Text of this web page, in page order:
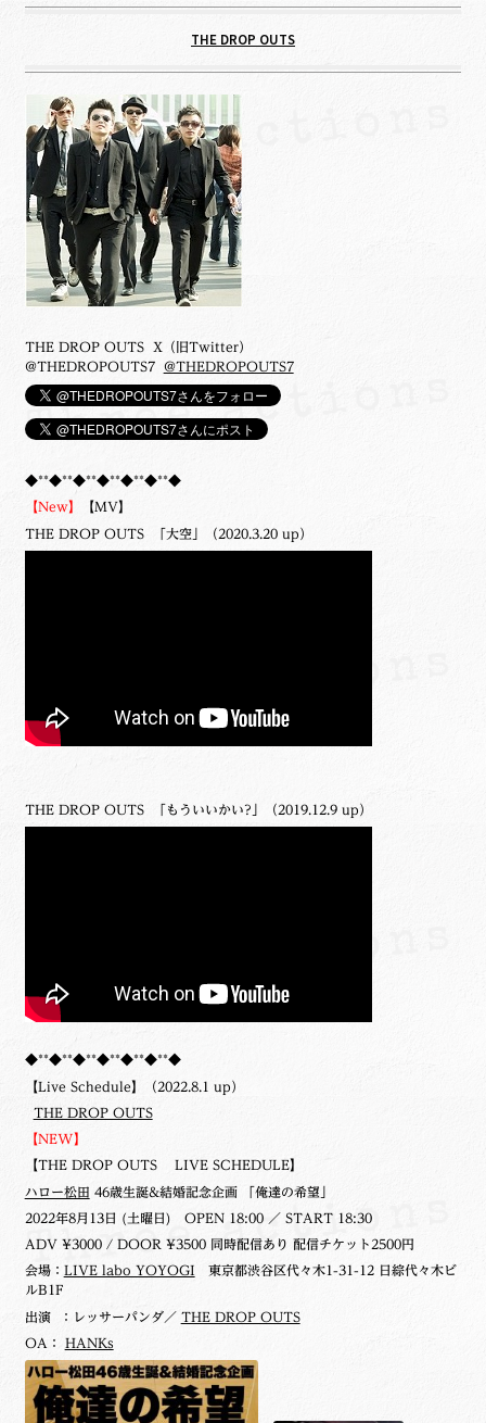
THE DROP OUTS
THE DROP OUTS X（旧Twitter）
@THEDROPOUTS7 @THEDROPOUTS7
◆**◆**◆**◆**◆**◆**◆
【New】 【MV】
THE DROP OUTS 「大空」（2020.3.20 up）
THE DROP OUTS 「もういいかい?」（2019.12.9 up）
◆**◆**◆**◆**◆**◆**◆
【Live Schedule】（2022.8.1 up）
THE DROP OUTS
【NEW】
【THE DROP OUTS LIVE SCHEDULE】
ハロー松田 46歳生誕&結婚記念企画 「俺達の希望」
2022年8月13日 (土曜日) OPEN 18:00 ／ START 18:30
ADV ¥3000 / DOOR ¥3500 同時配信あり 配信チケット2500円
会場： LIVE labo YOYOGI
東京都渋谷区代々木1-31-12 日綜代々木ビ
ルB1F
出演 ：レッサーパンダ／ THE DROP OUTS
OA： HANKs